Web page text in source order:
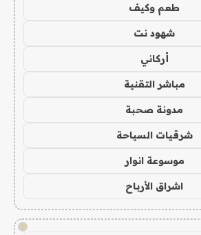
طعم وكيف
شهود نت
أركاني
مباشر التقنية
مدونة صحبة
شرقيات السياحة
موسوعة انوار
اشراق الأرباح
!